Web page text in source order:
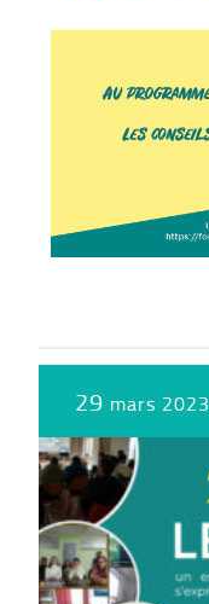
29 mars 2023